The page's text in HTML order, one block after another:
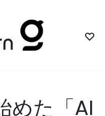
めた「AI